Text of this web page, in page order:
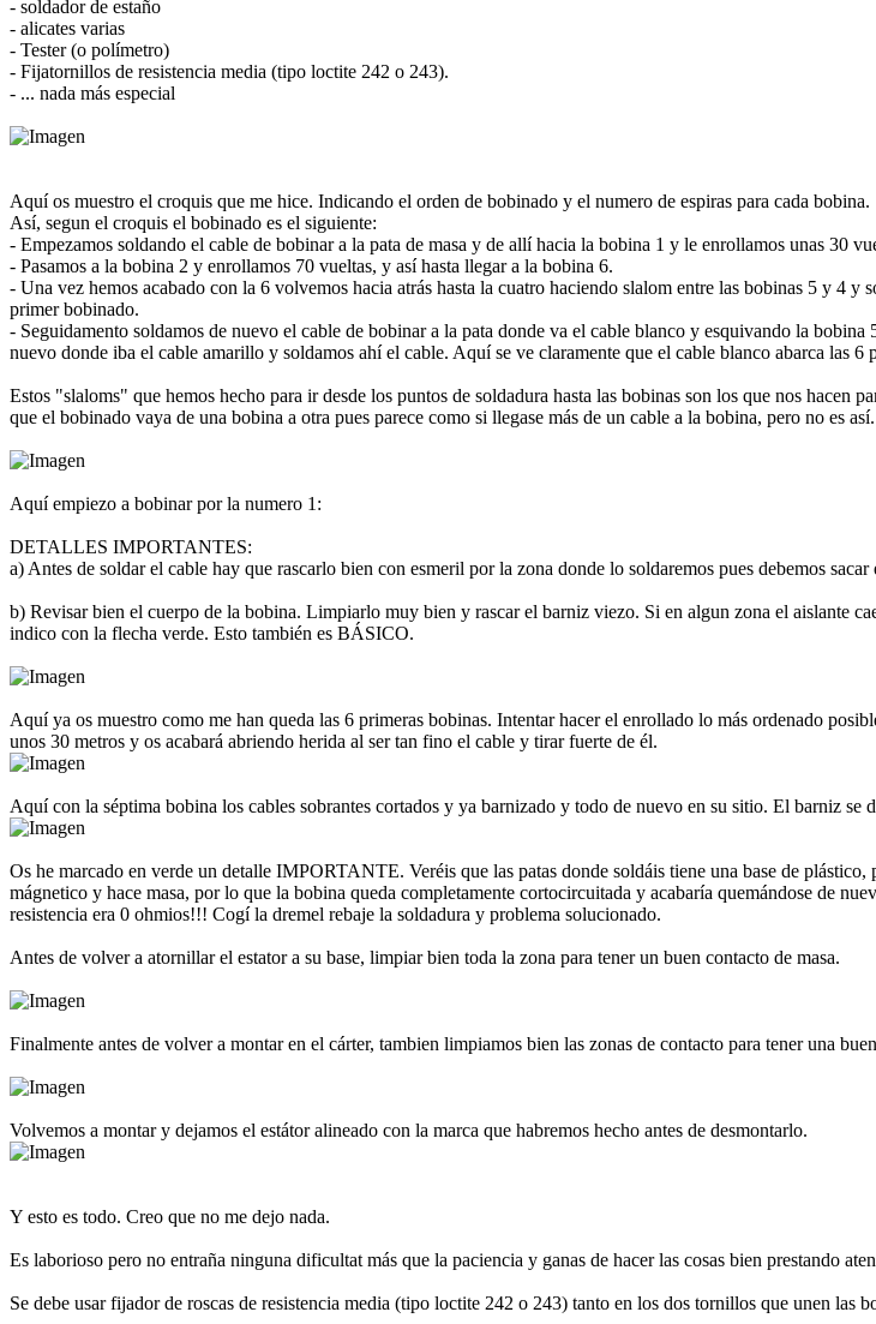
- soldador de estaño
- alicates varias
- Tester (o polímetro)
- Fijatornillos de resistencia media (tipo loctite 242 o 243).
- ... nada más especial
Aquí os muestro el croquis que me hice. Indicando el orden de bobinado y el numero de espiras para cada bobina.
Así, segun el croquis el bobinado es el siguiente:
- Empezamos soldando el cable de bobinar a la pata de masa y de allí hacia la bobina 1 y le enrollamos unas 30
- Pasamos a la bobina 2 y enrollamos 70 vueltas, y así hasta llegar a la bobina 6.
- Una vez hemos acabado con la 6 volvemos hacia atrás hasta la cuatro haciendo slalom entre las bobinas 5 y 4
primer bobinado.
- Seguidamento soldamos de nuevo el cable de bobinar a la pata donde va el cable blanco y esquivando la
nuevo donde iba el cable amarillo y soldamos ahí el cable. Aquí se ve claramente que el cable blanco abarca las 6
Estos "slaloms" que hemos hecho para ir desde los puntos de soldadura hasta las bobinas son los que nos
que el bobinado vaya de una bobina a otra pues parece como si llegase más de un cable a la bobina, pero no es así.
Aquí empiezo a bobinar por la numero 1:
DETALLES IMPORTANTES:
a) Antes de soldar el cable hay que rascarlo bien con esmeril por la zona donde lo soldaremos pues debemos
b) Revisar bien el cuerpo de la bobina. Limpiarlo muy bien y rascar el barniz viezo. Si en algun zona el aislante
indico con la flecha verde. Esto también es BÁSICO.
Aquí ya os muestro como me han queda las 6 primeras bobinas. Intentar hacer el enrollado lo más ordenado
unos 30 metros y os acabará abriendo herida al ser tan fino el cable y tirar fuerte de él.
Aquí con la séptima bobina los cables sobrantes cortados y ya barnizado y todo de nuevo en su sitio. El barniz se
Os he marcado en verde un detalle IMPORTANTE. Veréis que las patas donde soldáis tiene una base de
mágnetico y hace masa, por lo que la bobina queda completamente cortocircuitada y acabaría quemándose de
resistencia era 0 ohmios!!! Cogí la dremel rebaje la soldadura y problema solucionado.
Antes de volver a atornillar el estator a su base, limpiar bien toda la zona para tener un buen contacto de masa.
Finalmente antes de volver a montar en el cárter, tambien limpiamos bien las zonas de contacto para tener una
Volvemos a montar y dejamos el estátor alineado con la marca que habremos hecho antes de desmontarlo.
Y esto es todo. Creo que no me dejo nada.
Es laborioso pero no entraña ninguna dificultat más que la paciencia y ganas de hacer las cosas bien prestando
Se debe usar fijador de roscas de resistencia media (tipo loctite 242 o 243) tanto en los dos tornillos que unen las